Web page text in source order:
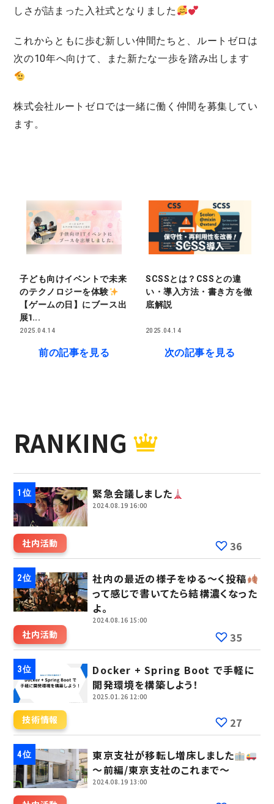
しさが詰まった入社式となりました
これからともに歩む新しい仲間たちと、ルートゼロは
次の10年へ向けて、また新たな一歩を踏み出します
株式会社ルートゼロでは一緒に働く仲間を募集してい
ます。
子ども向けイベントで未来
のテクノロジーを体験
【ゲームの日】にブース出
展Ἰ...
2025.04.14
前の記事を見る
SCSSとは？CSSとの違
い・導入方法・書き方を徹
底解説
2025.04.14
次の記事を見る
RANKING
緊急会議しました
2024.08.19 16:00
社内活動 36
社内の最近の様子をゆる～く投稿
って感じで書いてたら結構濃くなった
よ。
2024.08.16 15:00
社内活動 35
Docker + Spring Boot で手軽に
開発環境を構築しよう！
2025.01.26 12:00
技術情報 27
東京支社が移転し増床しました
～前編/東京支社のこれまで～
2024.08.19 13:00